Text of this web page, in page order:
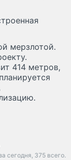
мерзлотой.
414 метров,
сегодня, 375 всего.